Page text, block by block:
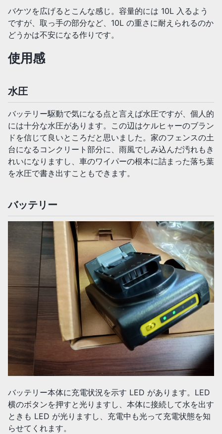
バケツを広げるとこんな感じ。容量的には 10L 入るよう
ですが、取っ手の部分など、10L の重さに耐えられるのか
どうかは不安になる作りです。
使用感
水圧
バッテリー駆動で気になる点と言えば水圧ですが、個人的
には十分な水圧があります。この辺はケルヒャーのブラン
ドを信じて良いところだと思いました。家のフェンスの土
台になるコンクリート部分に、雨風でしみ込んだ汚れもき
れいになりますし、車のワイパーの根本に詰まった落ち葉
を水圧で書き出すこともできます。
バッテリー
バッテリー本体に充電状況を示す LED があります。LED
横のボタンを押すと光りますし、本体に接続して水を出す
ときも LED が光りますし、充電中も光って充電状態を知
らせてくれます。